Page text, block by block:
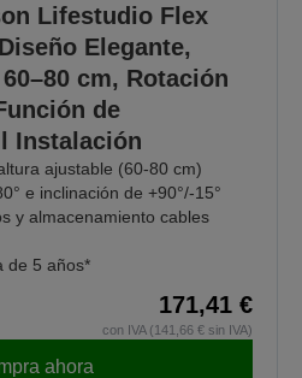
Lifestudio Flex
Elegante,
cm, Rotación
de
Instalación
ajustable (60-80 cm)
e inclinación de +90°/-15°
y almacenamiento cables
de 5 años*
171,41 €
con IVA (141,66 € sin IVA)
ahora